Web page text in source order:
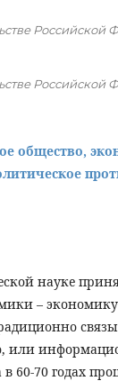
Российской
Российской
общество,
науке
–
или
60-70 годах